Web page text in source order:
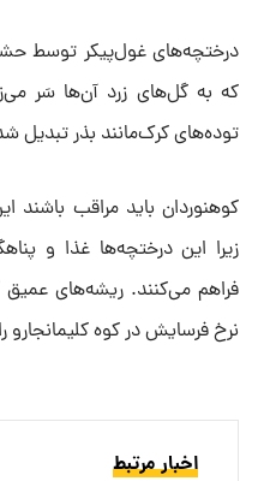
درختچه‌های غول‌پیکر توسط
که به گل‌های زرد آن‌ها سَر
توده‌های کرک‌مانند بذر تبدیل
کوهنوردان باید مراقب باشند
زیرا این درختچه‌ها غذا و
فراهم می‌کنند. ریشه‌های
نرخ فرسایش در کوه
اخبار مرتبط